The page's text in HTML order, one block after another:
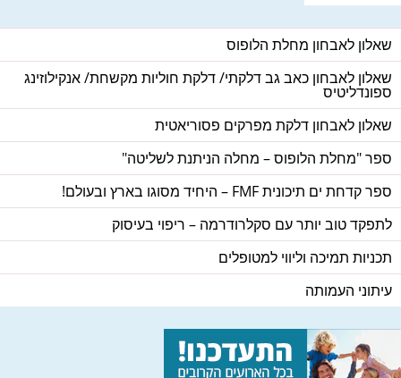
שאלון לאבחון מחלת הלופוס
שאלון לאבחון כאב גב דלקתי/ דלקת חוליות מקשחת/ אנקילוזינג
ספונדליטיס
שאלון לאבחון דלקת מפרקים פסוריאטית
ספר "מחלת הלופוס – מחלה הניתנת לשליטה"
ספר קדחת ים תיכונית FMF – היחיד מסוגו בארץ ובעולם!
לתפקד טוב יותר עם סקלרודרמה – ריפוי בעיסוק
תכניות תמיכה וליווי למטופלים
עיתוני העמותה